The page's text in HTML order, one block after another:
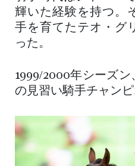
輝いた経験を持つ。
手を育てたテオ・グ
った。
1999/2000年シーズ
の見習い騎手チャン